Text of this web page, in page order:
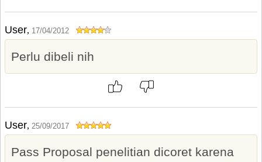
User, 17/04/2012
Perlu dibeli nih
User, 25/09/2017
Pass Proposal penelitian dicoret karena